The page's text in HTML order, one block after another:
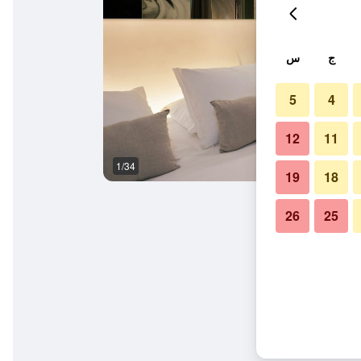
1/34
ج س
4
5
11
12
18
19
25
26